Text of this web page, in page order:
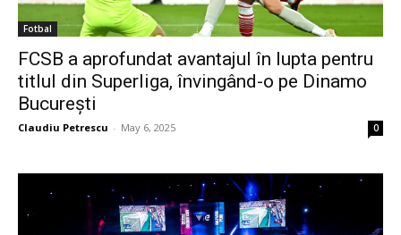
Fotbal
FCSB a aprofundat avantajul în lupta pentru
titlul din Superliga, învingând-o pe Dinamo
București
Claudiu Petrescu - May 6, 2025 0